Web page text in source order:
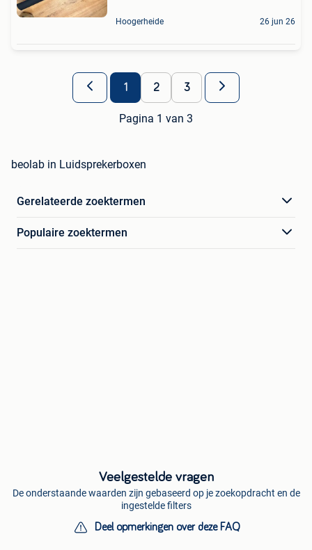
Hoogerheide 26 jun 26
1 2 3
Pagina 1 van 3
beolab in Luidsprekerboxen
Gerelateerde zoektermen
Populaire zoektermen
Veelgestelde vragen
De onderstaande waarden zijn gebaseerd op je zoekopdracht en de
ingestelde filters
Deel opmerkingen over deze FAQ